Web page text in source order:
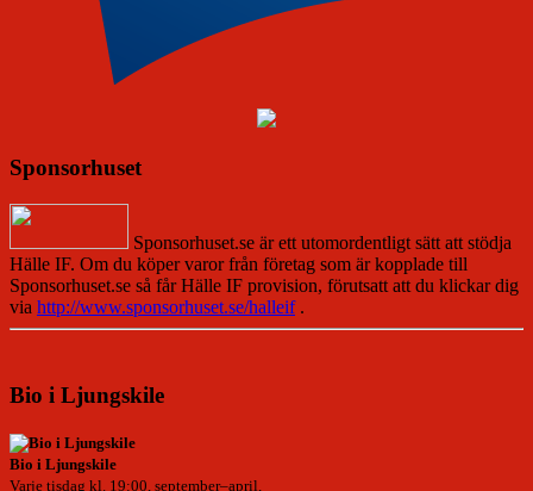
Sponsorhuset
Sponsorhuset.se är ett utomordentligt sätt att stödja
Hälle IF. Om du köper varor från företag som är kopplade till
Sponsorhuset.se så får Hälle IF provision, förutsatt att du klickar dig
via http://www.sponsorhuset.se/halleif.
Bio i Ljungskile
Bio i Ljungskile
Varje tisdag kl. 19:00, september–april,